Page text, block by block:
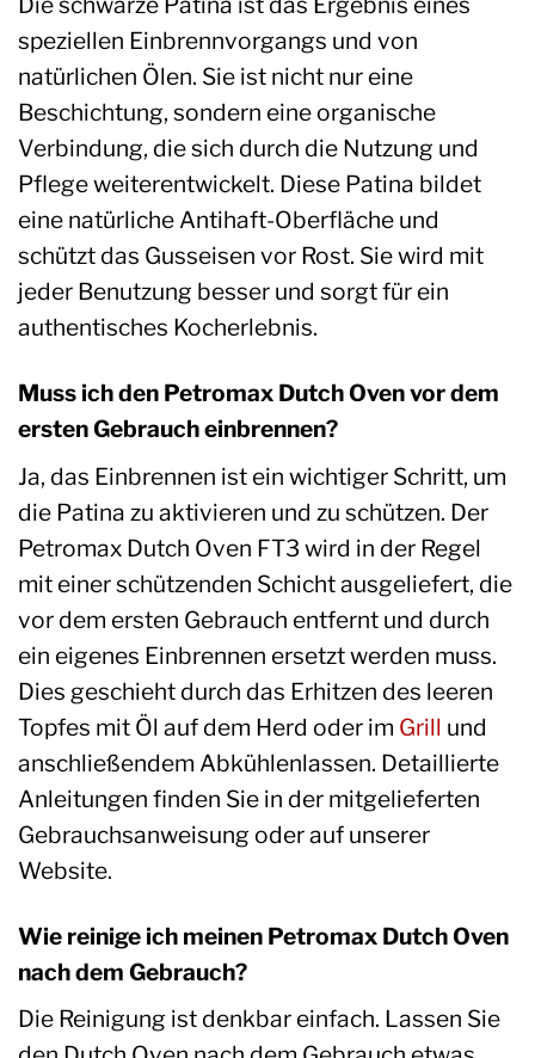
speziellen Einbrennvorgangs und von
natürlichen Ölen. Sie ist nicht nur eine
Beschichtung, sondern eine organische
Verbindung, die sich durch die Nutzung und
Pflege weiterentwickelt. Diese Patina bildet
eine natürliche Antihaft-Oberfläche und
schützt das Gusseisen vor Rost. Sie wird mit
jeder Benutzung besser und sorgt für ein
authentisches Kocherlebnis.
Muss ich den Petromax Dutch Oven vor dem
ersten Gebrauch einbrennen?
Ja, das Einbrennen ist ein wichtiger Schritt, um
die Patina zu aktivieren und zu schützen. Der
Petromax Dutch Oven FT3 wird in der Regel
mit einer schützenden Schicht ausgeliefert, die
vor dem ersten Gebrauch entfernt und durch
ein eigenes Einbrennen ersetzt werden muss.
Dies geschieht durch das Erhitzen des leeren
Topfes mit Öl auf dem Herd oder im Grill und
anschließendem Abkühlenlassen. Detaillierte
Anleitungen finden Sie in der mitgelieferten
Gebrauchsanweisung oder auf unserer
Website.
Wie reinige ich meinen Petromax Dutch Oven
nach dem Gebrauch?
Die Reinigung ist denkbar einfach. Lassen Sie